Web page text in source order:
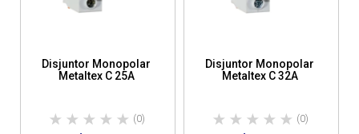
Disjuntor Monopolar
Metaltex C 25A
(0)
Disjuntor Monopolar
Metaltex C 32A
(0)